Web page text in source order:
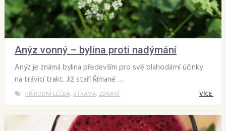
Anýz vonný – bylina proti nadýmání
Anýz je známá bylina především pro své blahodární účinky
na trávicí trakt. Již staří Římané …
PŘÍRODNÍ LÉČBA, STRAVA, ZDRAVÍ VÍCE